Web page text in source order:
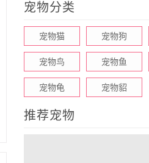
宠物分类
宠物猫 宠物狗
宠物鸟 宠物鱼
宠物龟 宠物貂
推荐宠物